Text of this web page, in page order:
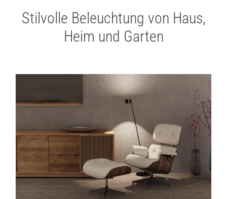
Stilvolle Beleuchtung von Haus,
Heim und Garten
Stehlampe im Wohnzimmer richtig
platzieren – Tipps & Ideen
Innenbeleuchtung Inspirationen